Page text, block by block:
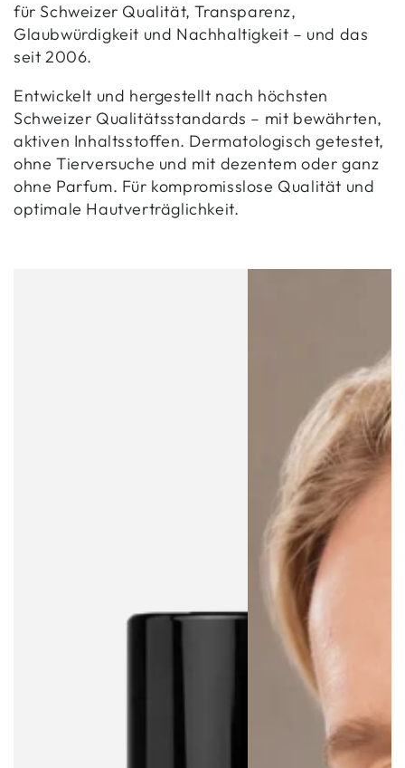
für Schweizer Qualität, Transparenz,
Glaubwürdigkeit und Nachhaltigkeit – und das
seit 2006.
Entwickelt und hergestellt nach höchsten
Schweizer Qualitätsstandards – mit bewährten,
aktiven Inhaltsstoffen. Dermatologisch getestet,
ohne Tierversuche und mit dezentem oder ganz
ohne Parfum. Für kompromisslose Qualität und
optimale Hautverträglichkeit.